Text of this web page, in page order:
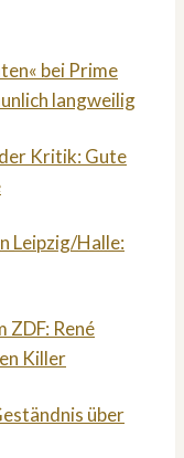
bei Prime
langweilig
Kritik: Gute
Leipzig/Halle:
ZDF: René
Killer
über